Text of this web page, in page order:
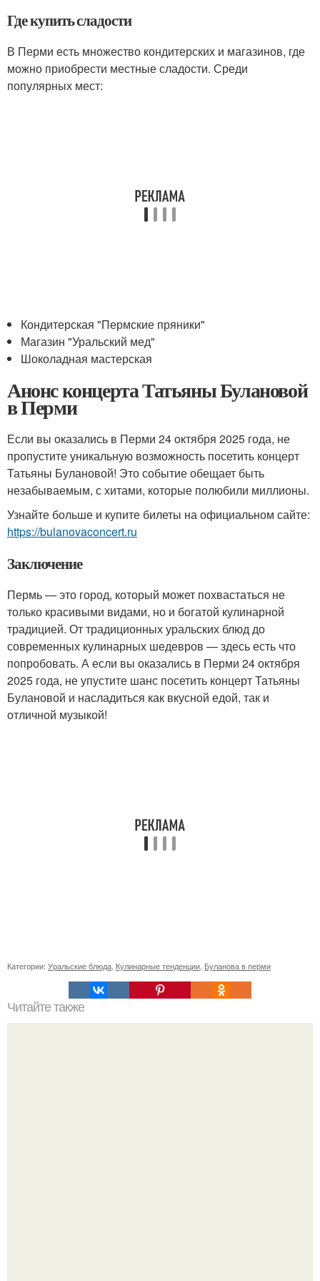
Где купить сладости
В Перми есть множество кондитерских и магазинов, где
можно приобрести местные сладости. Среди
популярных мест:
Кондитерская "Пермские пряники"
Магазин "Уральский мед"
Шоколадная мастерская
Анонс концерта Татьяны Булановой
в Перми
Если вы оказались в Перми 24 октября 2025 года, не
пропустите уникальную возможность посетить концерт
Татьяны Булановой! Это событие обещает быть
незабываемым, с хитами, которые полюбили миллионы.
Узнайте больше и купите билеты на официальном сайте:
https://bulanovaconcert.ru
Заключение
Пермь — это город, который может похвастаться не
только красивыми видами, но и богатой кулинарной
традицией. От традиционных уральских блюд до
современных кулинарных шедевров — здесь есть что
попробовать. А если вы оказались в Перми 24 октября
2025 года, не упустите шанс посетить концерт Татьяны
Булановой и насладиться как вкусной едой, так и
отличной музыкой!
Категории: Уральские блюда Кулинарные тенденции Буланова в перми
Читайте также